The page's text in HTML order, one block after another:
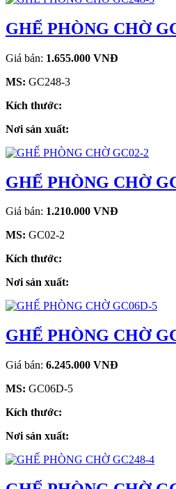
GHẾ PHÒNG CHỜ
Giá bán: 1.655.000 VNĐ
MS: GC248-3
Kích thước:
Nơi sản xuất:
GHẾ PHÒNG CHỜ
Giá bán: 1.210.000 VNĐ
MS: GC02-2
Kích thước:
Nơi sản xuất:
GHẾ PHÒNG CHỜ
Giá bán: 6.245.000 VNĐ
MS: GC06D-5
Kích thước:
Nơi sản xuất: